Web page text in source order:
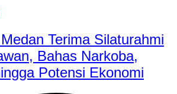
Terima Silaturahmi
Bahas Narkoba,
Potensi Ekonomi